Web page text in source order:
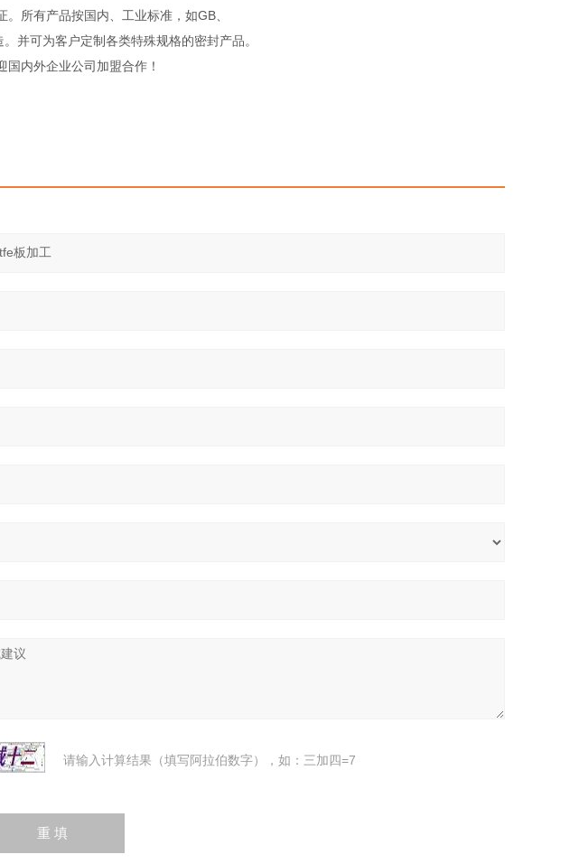
所有产品按国内、工业标准，如GB、
并可为客户定制各类特殊规格的密封产品。
内外企业公司加盟合作！
请输入计算结果（填写阿拉伯数字），如：三加四=7